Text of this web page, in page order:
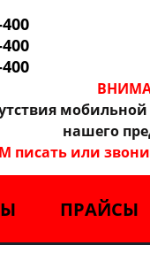
нашего
писать или
ПРАЙСЫ